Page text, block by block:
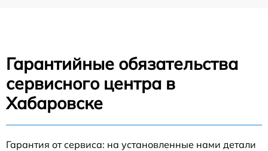
Гарантийные обязательства
сервисного центра в
Хабаровске
Гарантия от сервиса: на установленные нами детали